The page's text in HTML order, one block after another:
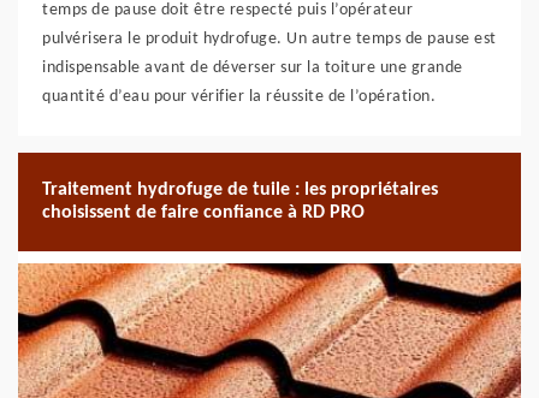
temps de pause doit être respecté puis l’opérateur
pulvérisera le produit hydrofuge. Un autre temps de pause est
indispensable avant de déverser sur la toiture une grande
quantité d’eau pour vérifier la réussite de l’opération.
Traitement hydrofuge de tuile : les propriétaires
choisissent de faire confiance à RD PRO